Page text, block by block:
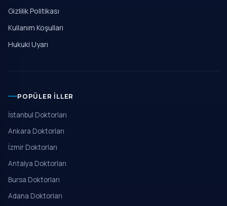
Gizlilik Politikası
Kullanım Koşulları
Hukuki Uyarı
POPÜLER İLLER
İstanbul Doktorları
Ankara Doktorları
İzmir Doktorları
Antalya Doktorları
Bursa Doktorları
Adana Doktorları